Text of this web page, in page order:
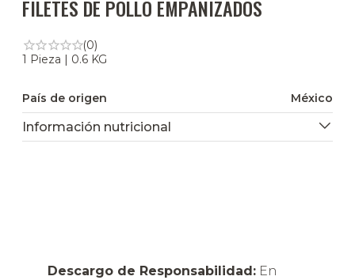
FILETES DE POLLO EMPANIZADOS
(0)
1 Pieza | 0.6 KG
País de origen México
Información nutricional
Descargo de Responsabilidad: En